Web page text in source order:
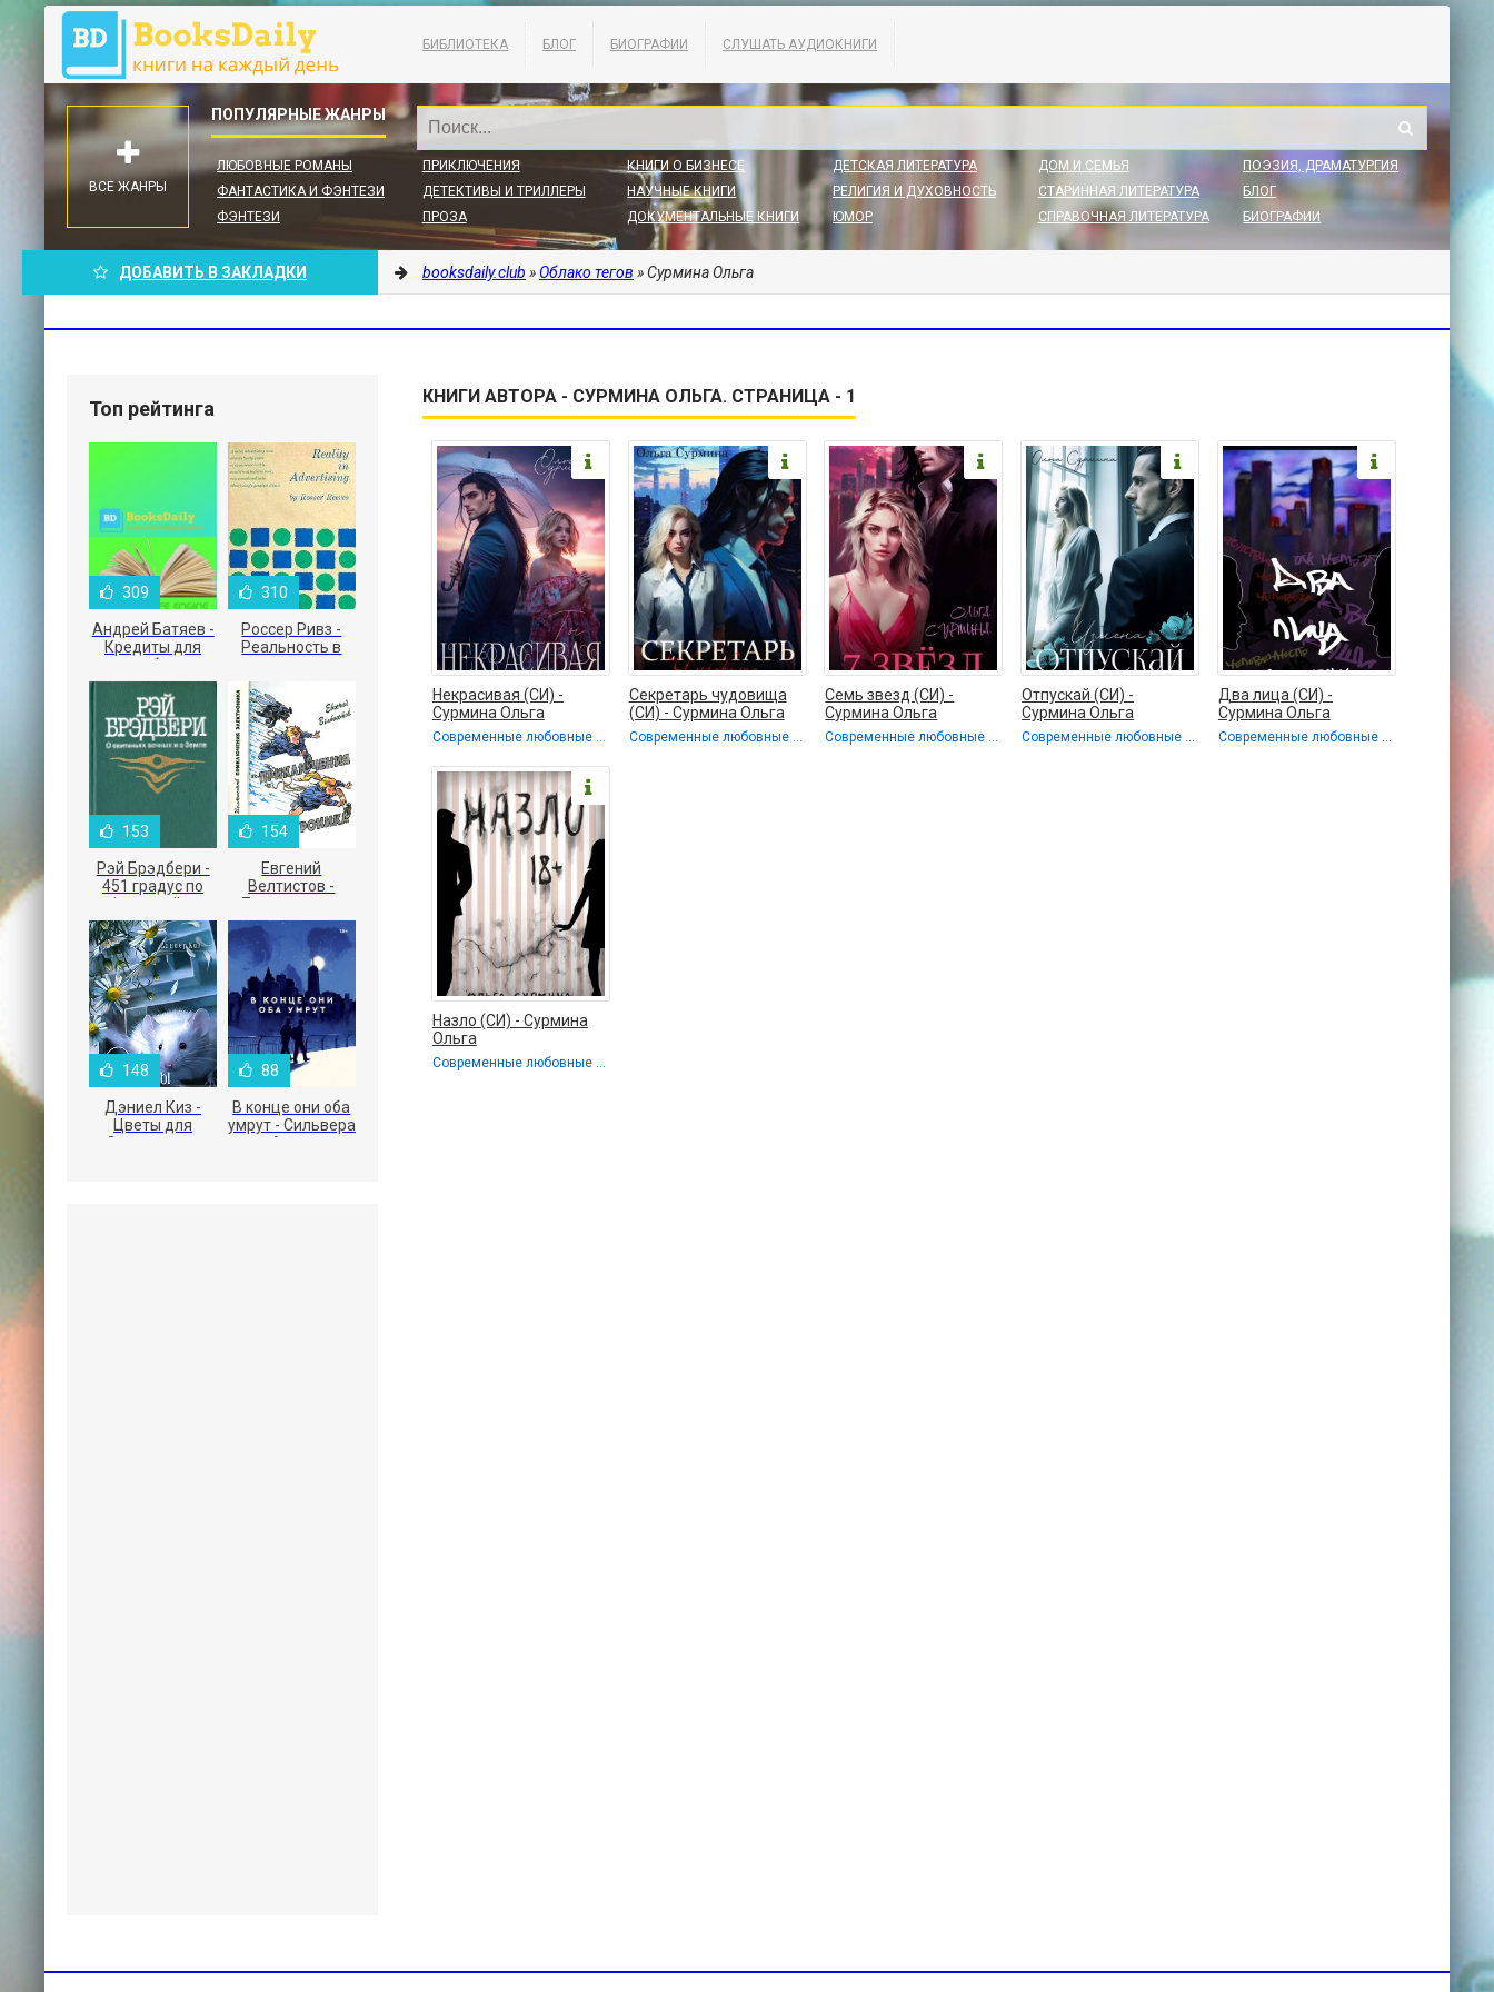
БИБЛИОТЕКА БЛОГ БИОГРАФИИ СЛУШАТЬ АУДИОКНИГИ
ЛЮБОВНЫЕ РОМАНЫ
ФАНТАСТИКА И ФЭНТЕЗИ
ФЭНТЕЗИ
ПРИКЛЮЧЕНИЯ
ДЕТЕКТИВЫ И ТРИЛЛЕРЫ
ПРОЗА
КНИГИ О БИЗНЕСЕ
НАУЧНЫЕ КНИГИ
ДОКУМЕНТАЛЬНЫЕ КНИГИ
ДЕТСКАЯ ЛИТЕРАТУРА
РЕЛИГИЯ И ДУХОВНОСТЬ
ЮМОР
ДОМ И СЕМЬЯ
СТАРИННАЯ ЛИТЕРАТУРА
СПРАВОЧНАЯ ЛИТЕРАТУРА
ПОЭЗИЯ, ДРАМАТУРГИЯ
БЛОГ
БИОГРАФИИ
ВСЕ ЖАНРЫ
ДОБАВИТЬ В ЗАКЛАДКИ booksdaily.club »Облако тегов » Сурмина Ольга
КНИГИ АВТОРА - СУРМИНА ОЛЬГА. СТРАНИЦА - 1
Некрасивая (СИ) -
Сурмина Ольга
Современные любовные романы
Секретарь чудовища
(СИ) - Сурмина Ольга
Современные любовные романы / Любовные романы
Семь звезд (СИ) -
Сурмина Ольга
Современные любовные романы / Любовные романы
Отпускай (СИ) -
Сурмина Ольга
Современные любовные романы / Любовные романы
Два лица (СИ) -
Сурмина Ольга
Современные любовные романы / Любовные романы
Назло (СИ) - Сурмина
Ольга
Современные любовные романы / Любовные романы
Топ рейтинга
309
Андрей Батяев -
Кредиты для
малого бизнеса
310
Россер Ривз -
Реальность в
153
Рэй Брэдбери -
451 градус по
Фаренгейту
154
Евгений
Велтистов -
Приключения
Электроника
148
Дэниел Киз -
Цветы для
Элджернона
88
В конце они оба
умрут - Сильвера
Адам